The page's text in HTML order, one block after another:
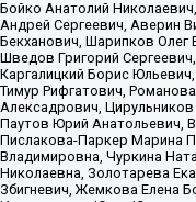
Бойко Анатолий
Андрей Сергеевич, Аверин
Бекханович, Шарипков
Шведов Григорий
Каргалицкий Борис
Тимур Рифгатович,
Алексадрович,
Паутов Юрий Анатольевич,
Пислакова-Паркер Марина
Владимировна, Чуркина
Николаевна, Золотарева
Збигневич, Жемкова Елена